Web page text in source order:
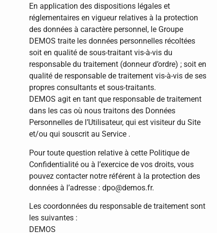
En application des dispositions légales et
réglementaires en vigueur relatives à la protection
des données à caractère personnel, le Groupe
DEMOS traite les données personnelles récoltées
soit en qualité de sous-traitant vis-à-vis du
responsable du traitement (donneur d’ordre) ; soit en
qualité de responsable de traitement vis-à-vis de ses
propres consultants et sous-traitants.
DEMOS agit en tant que responsable de traitement
dans les cas où nous traitons des Données
Personnelles de l’Utilisateur, qui est visiteur du Site
et/ou qui souscrit au Service .
Pour toute question relative à cette Politique de
Confidentialité ou à l’exercice de vos droits, vous
pouvez contacter notre référent à la protection des
données à l’adresse : dpo@demos.fr.
Les coordonnées du responsable de traitement sont
les suivantes :
DEMOS